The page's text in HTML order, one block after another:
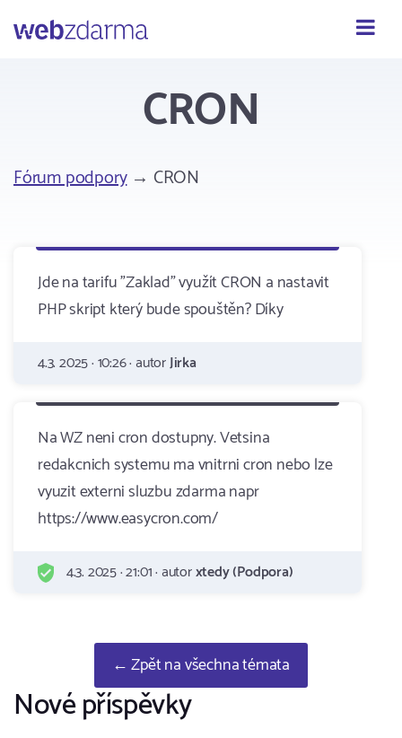
Webzdarma
CRON
Fórum podpory→ CRON
Jde na tarifu "Zaklad" využít CRON a nastavit
PHP skript který bude spouštěn? Díky
4.3. 2025 · 10:26 · autorJirka
Na WZ neni cron dostupny. Vetsina
redakcnich systemu ma vnitrni cron nebo lze
vyuzit externi sluzbu zdarma napr
https://www.easycron.com/
4.3. 2025 · 21:01 · autorxtedy (Podpora)
← Zpět na všechna témata
Nové příspěvky